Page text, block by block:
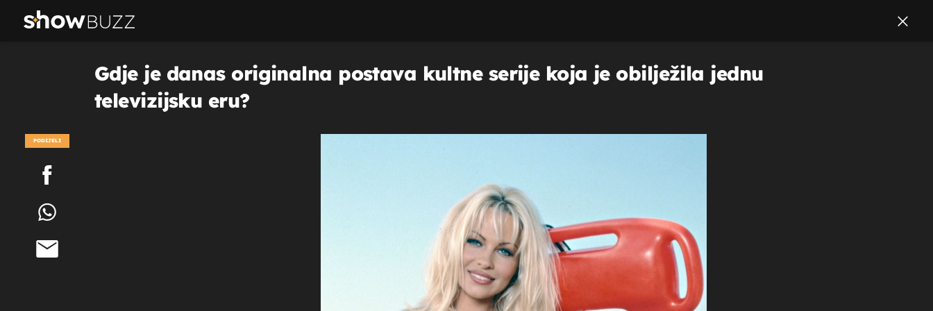
Gdje je danas originalna postava kultne serije koja je obilježila jednu
televizijsku eru?
PODIJELI